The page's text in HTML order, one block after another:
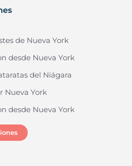
de Nueva York
desde Nueva York
del Niágara
Nueva York
desde Nueva York